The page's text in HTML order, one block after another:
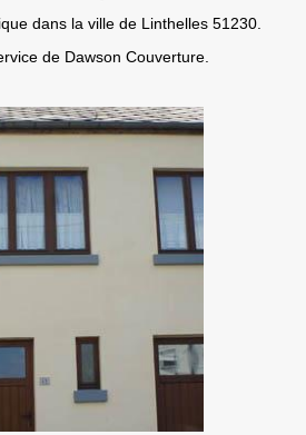
dans la ville de Linthelles 51230.
de Dawson Couverture.